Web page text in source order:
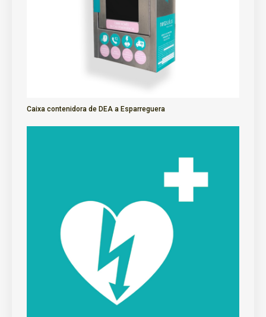
Caixa contenidora de DEA a Esparreguera